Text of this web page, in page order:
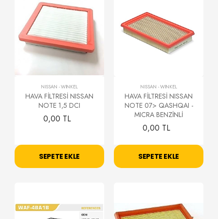
NISSAN -WİNKEL
HAVA FİLTRESİ NISSAN
NOTE 1,5 DCI
0,00 TL
SEPETE EKLE
NISSAN -WİNKEL
HAVA FİLTRESİ NISSAN
NOTE 07> QASHQAI -
MICRA BENZİNLİ
0,00 TL
SEPETE EKLE